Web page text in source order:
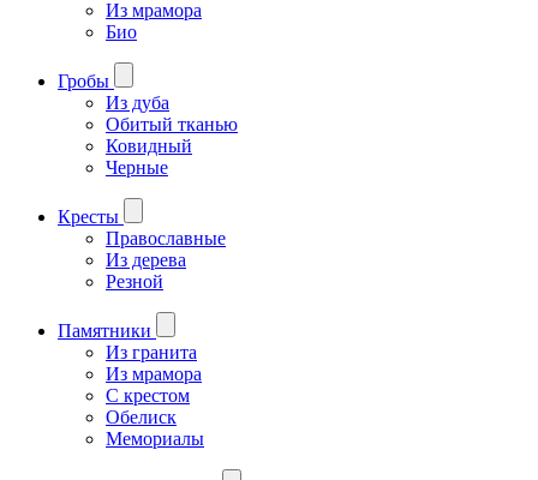
Из мрамора
Био
Гробы
Из дуба
Обитый тканью
Ковидный
Черные
Кресты
Православные
Из дерева
Резной
Памятники
Из гранита
Из мрамора
С крестом
Обелиск
Мемориалы